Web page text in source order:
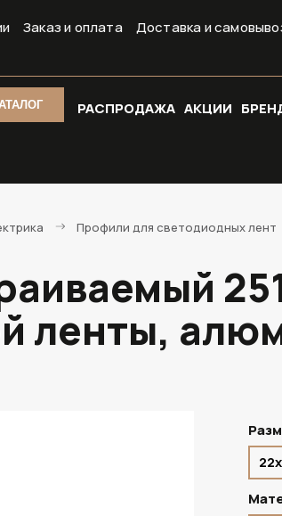
Заказ и оплата Доставка и
РАСПРОДАЖА АКЦИИ
Профили для светодиодных лент
ленты,
ПОД